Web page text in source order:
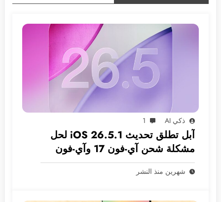
ذكي AI 1
آبل تطلق تحديث iOS 26.5.1 لحل
مشكلة شحن آي-فون 17 وآي-فون
Air
شهرين منذ النشر